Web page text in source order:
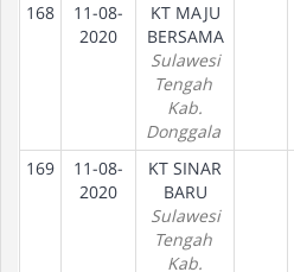
168
11-08-
2020
KT MAJU
BERSAMA
Sulawesi
Tengah
Kab.
Donggala
169
11-08-
2020
KT SINAR
BARU
Sulawesi
Tengah
Kab.